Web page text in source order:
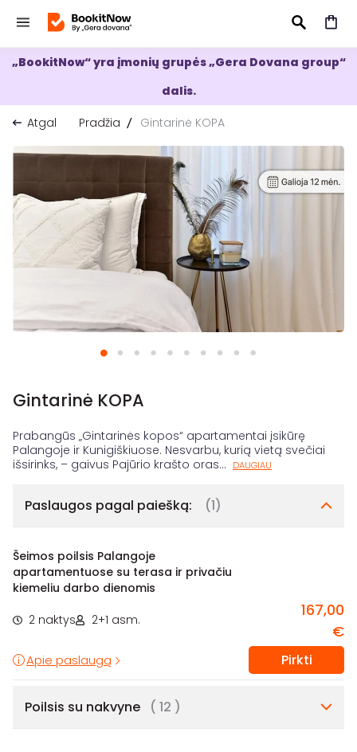
IEŠKOTI
„BookitNow“ yra įmonių grupės „Gera Dovana group“
dalis.
Atgal
Pradžia Gintarinė KOPA
Gintarinė KOPA
Prabangūs „Gintarinės kopos“ apartamentai įsikūrę
Palangoje ir Kunigiškiuose. Nesvarbu, kurią vietą svečiai
išsirinks, – gaivus Pajūrio krašto oras... DAUGIAU
Paslaugos pagal paiešką: (1)
Šeimos poilsis Palangoje
apartamentuose su terasa ir privačiu
kiemeliu darbo dienomis
2 naktys 2+1 asm.
167,00
€
Apie paslaugą Pirkti
Poilsis su nakvyne ( 12 )